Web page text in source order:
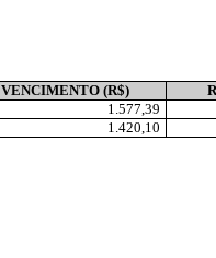
VENCIMENTO (R$)
1.577,39
1.420,10